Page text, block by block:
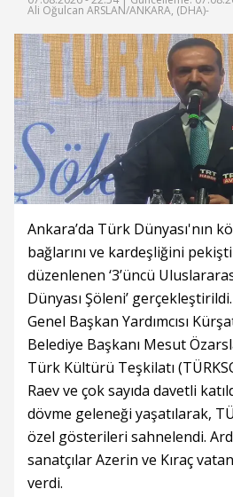
Ali Oğulcan ARSLAN/ANKARA, (DHA)-
Ankara’da Türk Dünyası'nın
bağlarını ve kardeşliğini
düzenlenen ‘3’üncü
Dünyası Şöleni’
Genel Başkan Yardımcısı
Belediye Başkanı Mesut
Türk Kültürü Teşkilatı
Raev ve çok sayıda davetli
dövme geleneği yaşatılarak,
özel gösterileri sahnelendi.
sanatçılar Azerin ve Kıraç
verdi.